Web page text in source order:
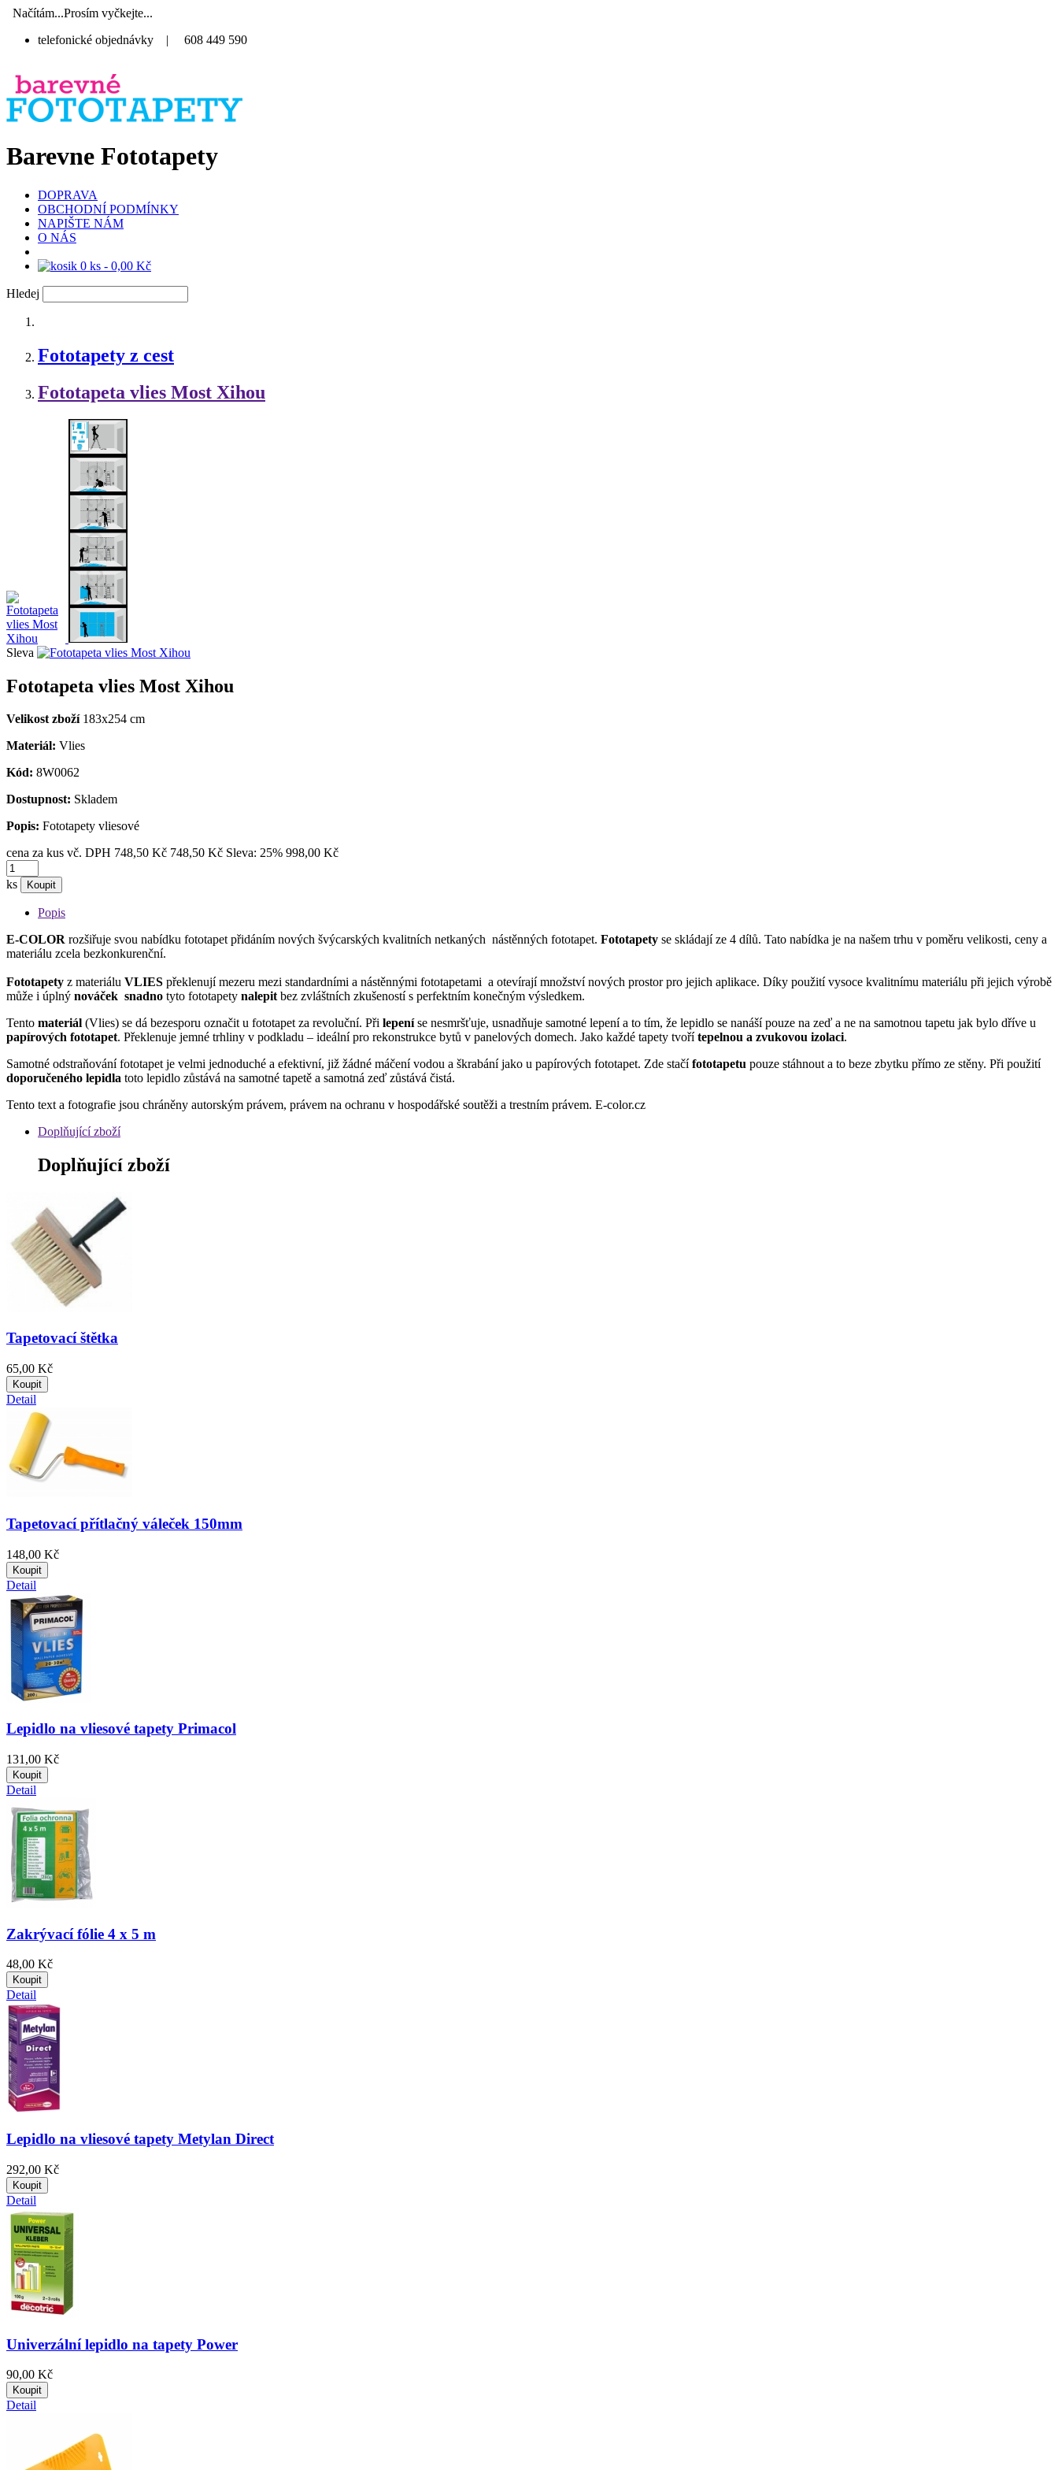
Načítám...Prosím vyčkejte...
telefonické objednávky | 608 449 590
Barevne Fototapety
DOPRAVA
OBCHODNÍ PODMÍNKY
NAPIŠTE NÁM
O NÁS
0 ks - 0,00 Kč
Hledej
Fototapety z cest
Fototapeta vlies Most Xihou
Sleva
Fototapeta vlies Most Xihou
Velikost zboží 183x254 cm
Materiál: Vlies
Kód: 8W0062
Dostupnost: Skladem
Popis: Fototapety vliesové
cena za kus vč. DPH 748,50 Kč 748,50 Kč Sleva: 25% 998,00 Kč
ks Koupit
Popis
E-COLOR rozšiřuje svou nabídku fototapet přidáním nových švýcarských kvalitních netkaných nástěnných fototapet. Fototapety se skládají ze 4 dílů. Tato nabídka je na našem trhu v poměru velikosti, ceny a
materiálu zcela bezkonkurenční.
Fototapety z materiálu VLIES překlenují mezeru mezi standardními a nástěnnými fototapetami a otevírají množství nových prostorpro jejich aplikace. Díky použití vysoce kvalitnímu materiálu při jejich výrobě
může i úplný nováček snadno tyto fototapety nalepitbez zvláštních zkušeností s perfektním konečným výsledkem.
Tento materiál (Vlies) se dá bezesporu označit u fototapet za revoluční. Při lepeníse nesmršťuje, usnadňuje samotné lepení a to tím, že lepidlo se nanáší pouze na zeď a ne na samotnou tapetu jak bylo dříve u
papírových fototapet. Překlenuje jemné trhliny v podkladu – ideální pro rekonstrukce bytů v panelových domech. Jako každé tapety tvoří tepelnou a zvukovou izolaci.
Samotné odstraňování fototapet je velmi jednoduché a efektivní, již žádné máčení vodou a škrabání jako u papírových fototapet. Zde stačí fototapetu pouze stáhnout a to beze zbytku přímo ze stěny. Při použití
doporučeného lepidla toto lepidlo zůstává na samotné tapetě a samotná zeď zůstává čistá.
Tento text a fotografie jsou chráněny autorským právem, právem na ochranu v hospodářské soutěži a trestním právem. E-color.cz
Doplňující zboží
Doplňující zboží
Tapetovací štětka
65,00 Kč
Koupit
Detail
Tapetovací přítlačný váleček 150mm
148,00 Kč
Koupit
Detail
Lepidlo na vliesové tapety Primacol
131,00 Kč
Koupit
Detail
Zakrývací fólie 4 x 5 m
48,00 Kč
Koupit
Detail
Lepidlo na vliesové tapety Metylan Direct
292,00 Kč
Koupit
Detail
Univerzální lepidlo na tapety Power
90,00 Kč
Koupit
Detail